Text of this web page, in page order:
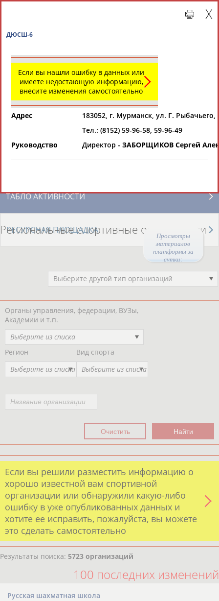
Просмотры
материалов
платформы за
сутки:
Региональные спортивные организации
СВОДНЫЕ ИНДЕКСЫ
ТАБЛО АКТИВНОСТИ
РЕСУРСНАЯ ПЛОЩАДКА
Региональные спортивные организации
Выберите другой тип организаций
Органы управления, федерации, ВУЗы,
Академии и т.п.
Выберите из списка
Регион
Выберите из списка
Вид спорта
Выберите из списка
Если вы решили разместить информацию о
хорошо известной вам спортивной
организации или обнаружили какую-либо
ошибку в уже опубликованных данных и
хотите ее исправить, пожалуйста, вы можете
это сделать самостоятельно
Результаты поиска: 5723 организаций
100 последних изменений
Русская шахматная школа
Если вы нашли ошибку в данных или
имеете недостающую информацию,
внесите изменения самостоятельно
Адрес
183052, г. Мурманск, ул. Г. Рыбачьего,
Тел.: (8152) 59-96-58, 59-96-49
Руководство
Директор - ЗАБОРЩИКОВ Сергей